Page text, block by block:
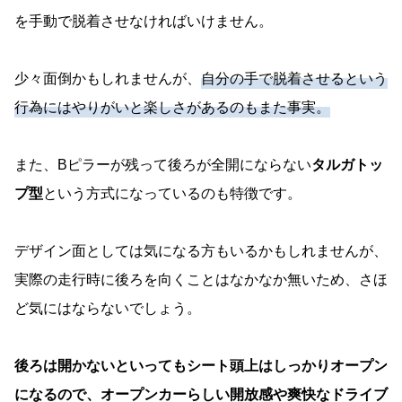
を手動で脱着させなければいけません。
少々面倒かもしれませんが、 自分の手で脱着させるという
行為にはやりがいと楽しさがあるのもまた事実。
また、Bピラーが残って後ろが全開にならないタルガトッ
プ型という方式になっているのも特徴です。
デザイン面としては気になる方もいるかもしれませんが、
実際の走行時に後ろを向くことはなかなか無いため、さほ
ど気にはならないでしょう。
後ろは開かないといってもシート頭上はしっかりオープン
になるので、オープンカーらしい開放感や爽快なドライブ